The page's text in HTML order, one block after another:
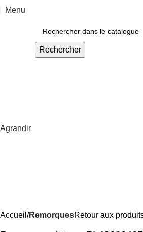
Menu
Rechercher
Agrandir
Accueil RemorquesRetour aux